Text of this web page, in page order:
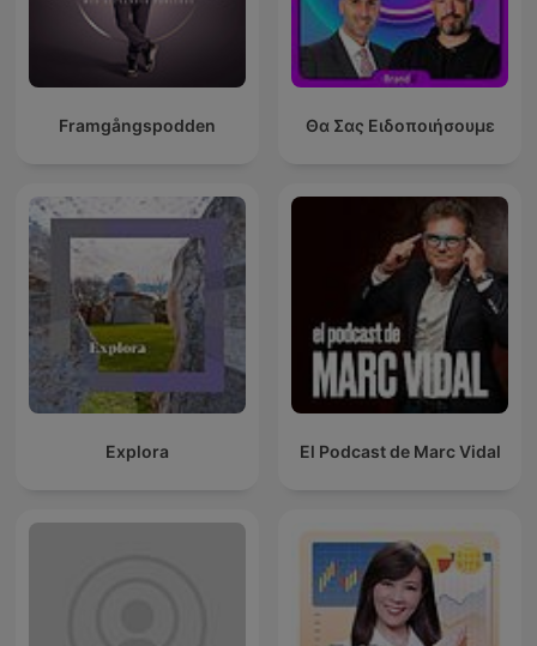
Framgångspodden Θα Σας Ειδοποιήσουμε
Explora El Podcast de Marc Vidal